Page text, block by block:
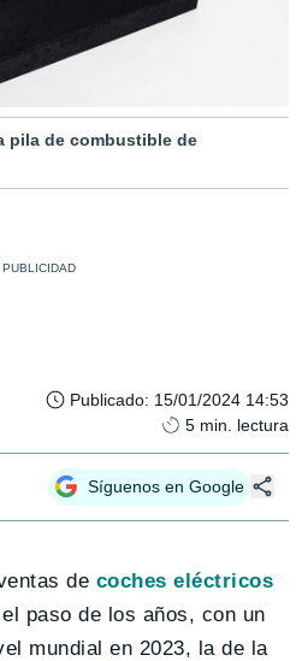
pila de combustible de
Publicado: 15/01/2024 14:53
5 min. lectura
Síguenos en Google
de coches eléctricos
paso de los años, con un
mundial en 2023, la de la